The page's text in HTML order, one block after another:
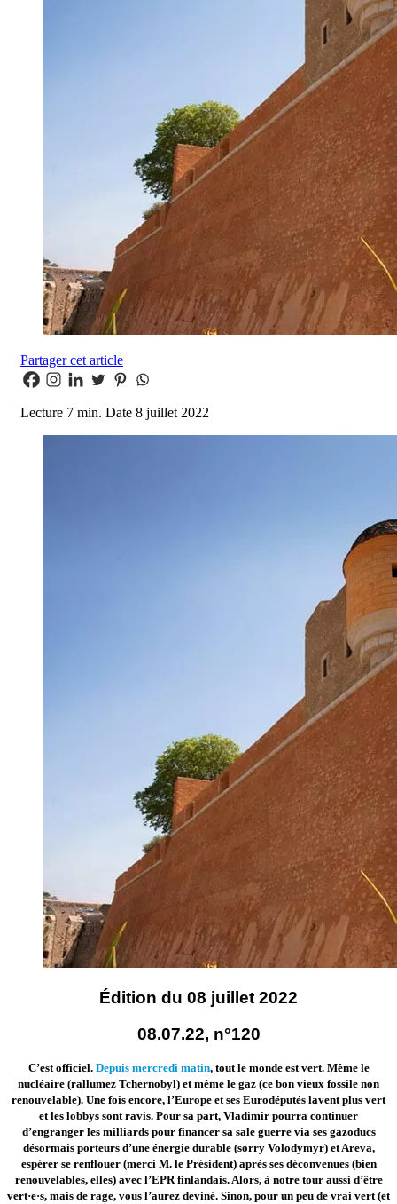
Partager cet article
Lecture 7 min. Date 8 juillet 2022
Édition du 08 juillet 2022
08.07.22, n°120
C’est officiel. Depuis mercredi matin, tout le monde est vert. Même le
nucléaire (rallumez Tchernobyl) et même le gaz (ce bon vieux fossile non
renouvelable). Une fois encore, l’Europe et ses Eurodéputés lavent plus vert
et les lobbys sont ravis. Pour sa part, Vladimir pourra continuer
d’engranger les milliards pour financer sa sale guerre via ses gazoducs
désormais porteurs d’une énergie durable (sorry Volodymyr) et Areva,
espérer se renflouer (merci M. le Président) après ses déconvenues (bien
renouvelables, elles) avec l’EPR finlandais. Alors, à notre tour aussi d’être
vert·e·s, mais de rage, vous l’aurez deviné. Sinon, pour un peu de vrai vert (et